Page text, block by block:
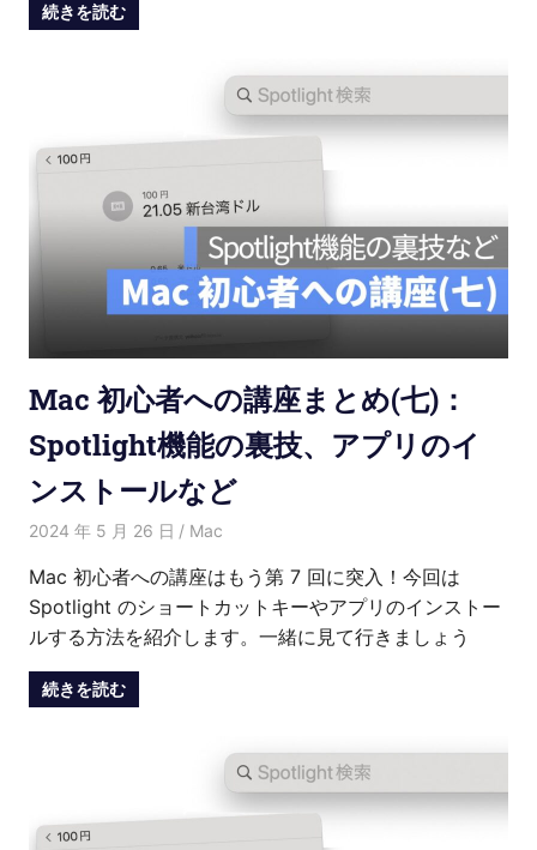
続きを読む
Mac 初心者への講座まとめ(七)：
Spotlight機能の裏技、アプリのイ
ンストールなど
2024 年 5 月 26 日 愛麗絲
Mac
Mac 初心者への講座はもう第 7 回に突入！今回は
Spotlight のショートカットキーやアプリのインストー
ルする方法を紹介します。一緒に見て行きましょう
続きを読む